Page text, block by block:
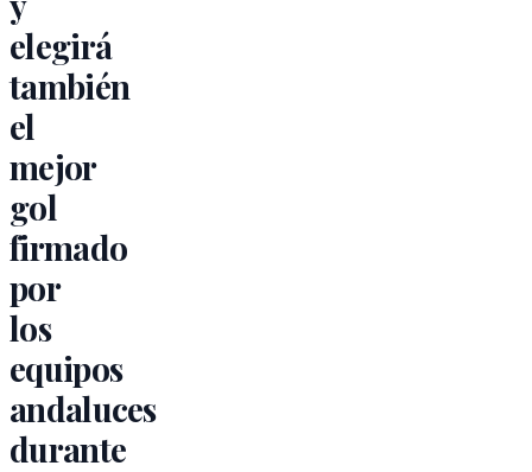
elegirá
también
el
mejor
gol
firmado
por
los
equipos
andaluces
durante